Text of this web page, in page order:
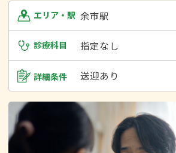
エリア・駅 余市駅
診療科目 指定なし
詳細条件 送迎あり